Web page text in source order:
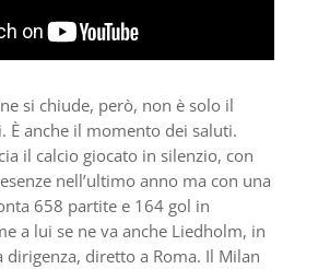
si chiude, però, non è solo il
È anche il momento dei saluti.
il calcio giocato in silenzio, con
nell’ultimo anno ma con una
658 partite e 164 gol in
a lui se ne va anche Liedholm, in
dirigenza, diretto a Roma. Il Milan